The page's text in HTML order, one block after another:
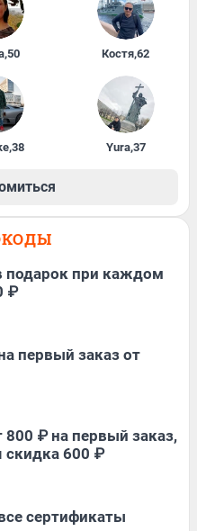
,50 Костя,62
,38 Yura,37
подарок при каждом
₽
первый заказ от
800 ₽ на первый заказ,
скидка 600 ₽
сертификаты